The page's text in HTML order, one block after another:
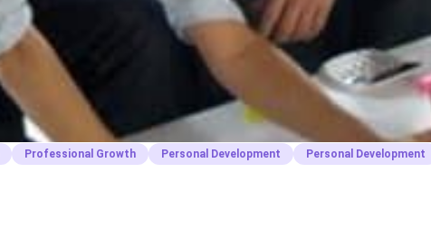
Professional Growth Personal Development Personal Development